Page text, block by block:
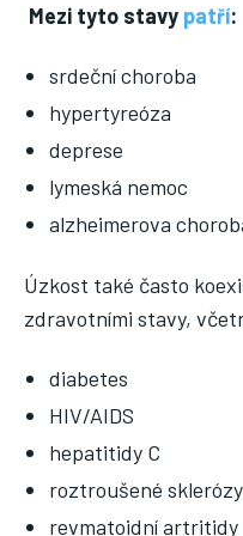
Mezi tyto stavy patří:
srdeční choroba
hypertyreóza
deprese
lymeská nemoc
alzheimerova
Úzkost také často
zdravotními stavy,
diabetes
HIV/AIDS
hepatitidy C
roztroušené sklerózy
revmatoidní artritidy